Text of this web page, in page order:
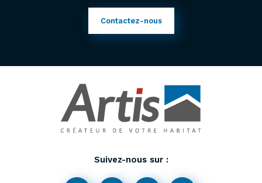
Contactez-nous
Suivez-nous sur :